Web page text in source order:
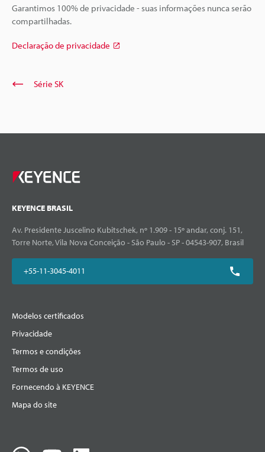
Garantimos 100% de privacidade - suas informações nunca serão
compartilhadas.
Declaração de privacidade
Série SK
KEYENCE BRASIL
Av. Presidente Juscelino Kubitschek, nº 1.909 - 15º andar, conj. 151,
Torre Norte, Vila Nova Conceição - São Paulo - SP - 04543-907, Brasil
+55-11-3045-4011
Modelos certificados
Privacidade
Termos e condições
Termos de uso
Fornecendo à KEYENCE
Mapa do site